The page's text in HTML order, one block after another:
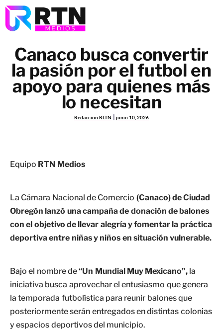
Canaco busca convertir
la pasión por el futbol en
apoyo para quienes más
lo necesitan
Redaccion RLTN junio 10, 2026
Equipo RTN Medios
La Cámara Nacional de Comercio (Canaco) de Ciudad
Obregón lanzó una campaña de donación de balones
con el objetivo de llevar alegría y fomentar la práctica
deportiva entre niñas y niños en situación vulnerable.
Bajo el nombre de“Un Mundial Muy Mexicano”, la
iniciativa busca aprovechar el entusiasmo que genera
la temporada futbolística para reunir balones que
posteriormente serán entregados en distintas colonias
y espacios deportivos del municipio.